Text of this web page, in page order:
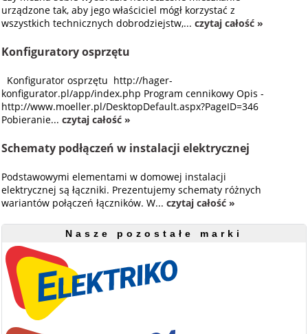
urządzone tak, aby jego właściciel mógł korzystać z
wszystkich technicznych dobrodziejstw,...czytaj całość »
Konfiguratory osprzętu
Konfigurator osprzętu http://hager-
konfigurator.pl/app/index.php Program cennikowy Opis -
http://www.moeller.pl/DesktopDefault.aspx?PageID=346
Pobieranie...czytaj całość »
Schematy podłączeń w instalacji elektrycznej
Podstawowymi elementami w domowej instalacji
elektrycznej są łączniki. Prezentujemy schematy różnych
wariantów połączeń łączników. W...czytaj całość »
Nasze pozostałe marki